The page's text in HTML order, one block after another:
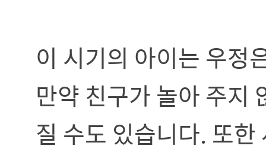
이 시기의 아이는 우정
만약 친구가 놀아 주지
질 수도 있습니다. 또